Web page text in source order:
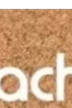
「&SPIRITS」 に
を開催いたします。
催を迎える本イベン
ちろん、蒸留酒の